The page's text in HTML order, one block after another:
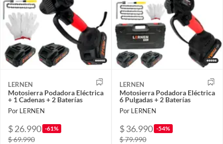
LERNEN
Motosierra Podadora Eléctrica
+ 1 Cadenas + 2 Baterías
Por LERNEN
$ 26.990 -61%
$ 69.990
LERNEN
Motosierra Podadora Eléctrica
6 Pulgadas + 2 Baterías
Por LERNEN
$ 36.990 -54%
$ 79.990